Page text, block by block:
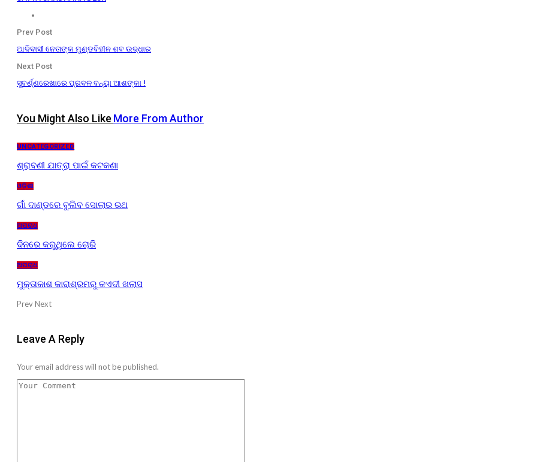
Prev Post
ଆଦିବାସୀ ନେତାଙ୍କ ମୁଣ୍ଡବିହୀନ ଶବ ଉଦ୍ଧାର
Next Post
ସୁବର୍ଣ୍ଣରେଖାରେ ପ୍ରବଳ ବନ୍ୟା ଆଶଙ୍କା !
You Might Also Like More From Author
UNCATEGORIZED
ଶ୍ରାବଣୀ ଯାତ୍ରା ପାଇଁ କଟକଣା
ଓଡ଼ିଶା
ଗାଁ ଦାଣ୍ଡରେ ବୁଲିବ ସୋଲାର ରଥ
ଅପରାଧ
ଦିନରେ କରୁଥିଲେ ଚୋରି
ଅପରାଧ
ମୁକ୍ତାକାଶ କାରାଶ୍ରମରୁ କଏଦୀ ଖଲାସ
PrevNext
Leave A Reply
Your email address will not be published.